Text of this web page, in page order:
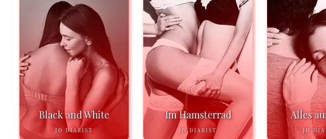
Black and White
JO DIARIST
Im Hamsterrad
JO DIARIST
Alles
JO